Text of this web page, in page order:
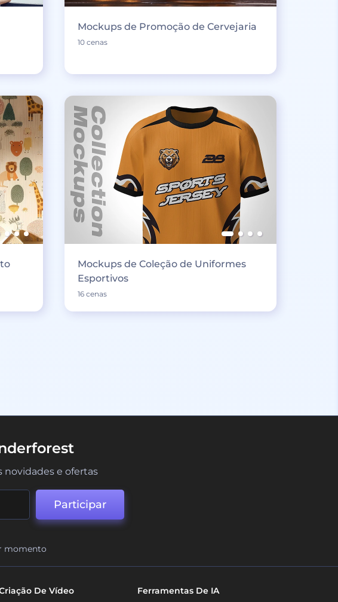
Mockups de Promoção de Cervejaria
10 cenas
Mockups de Coleção de Uniformes
Esportivos
16 cenas
novidades e ofertas
Participar
momento
De Vídeo Ferramentas De IA